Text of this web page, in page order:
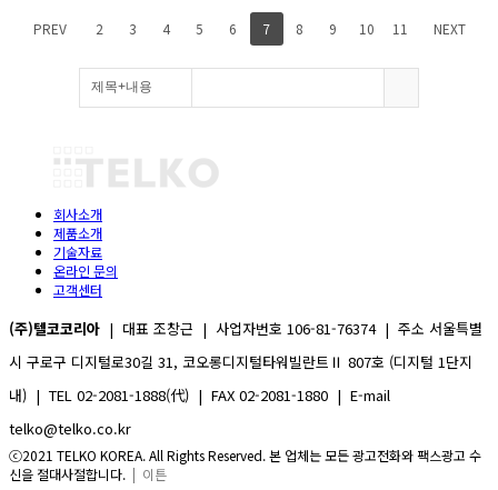
PREV 2 3 4 5 6 7 8 9 10 11 NEXT
회사소개
제품소개
기술자료
온라인 문의
고객센터
(주)텔코코리아 | 대표 조창근 | 사업자번호 106-81-76374 | 주소 서울특별
시 구로구 디지털로30길 31, 코오롱디지털타워빌란트Ⅱ 807호 (디지털 1단지
내) | TEL 02-2081-1888(代) | FAX 02-2081-1880 | E-mail
telko@telko.co.kr
ⓒ2021 TELKO KOREA. All Rights Reserved. 본 업체는 모든 광고전화와 팩스광고 수
신을 절대사절합니다. | 이튼